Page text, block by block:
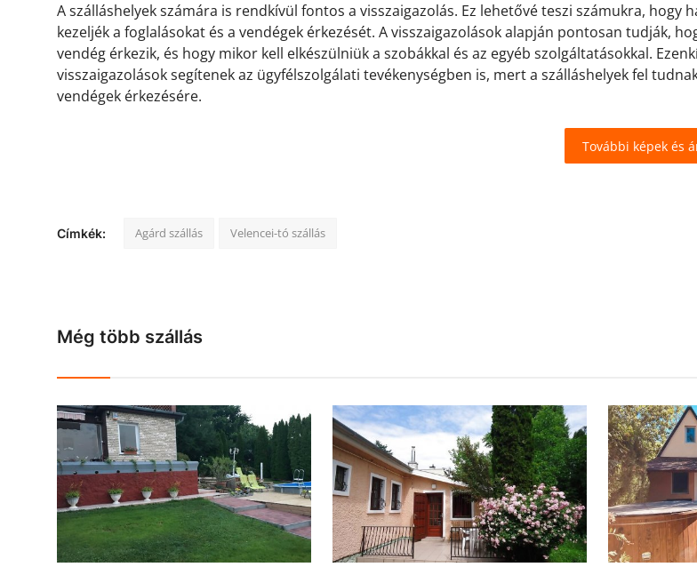
A szálláshelyek számára is rendkívül fontos a visszaigazolás. Ez lehetővé teszi számukra, hogy
kezeljék a foglalásokat és a vendégek érkezését. A visszaigazolások alapján pontosan tudják,
vendég érkezik, és hogy mikor kell elkészülniük a szobákkal és az egyéb szolgáltatásokkal.
visszaigazolások segítenek az ügyfélszolgálati tevékenységben is, mert a szálláshelyek fel
vendégek érkezésére.
További képek és
Címkék: Agárd szállás Velencei-tó szállás
Még több szállás